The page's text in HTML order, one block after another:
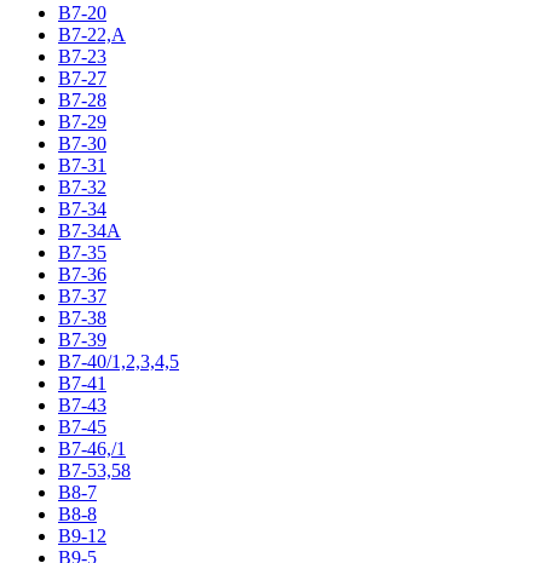
В7-20
В7-22,А
В7-23
В7-27
В7-28
В7-29
В7-30
В7-31
В7-32
В7-34
В7-34А
В7-35
В7-36
В7-37
В7-38
В7-39
В7-40/1,2,3,4,5
В7-41
В7-43
В7-45
В7-46,/1
В7-53,58
В8-7
В8-8
В9-12
В9-5